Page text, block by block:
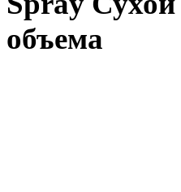
объема